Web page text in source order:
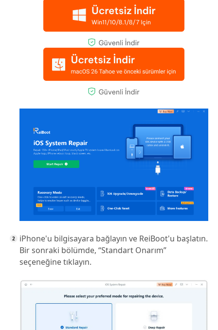
iPhone'u bilgisayara bağlayın ve ReiBoot'u başlatın.
Bir sonraki bölümde, “Standart Onarım”
seçeneğine tıklayın.